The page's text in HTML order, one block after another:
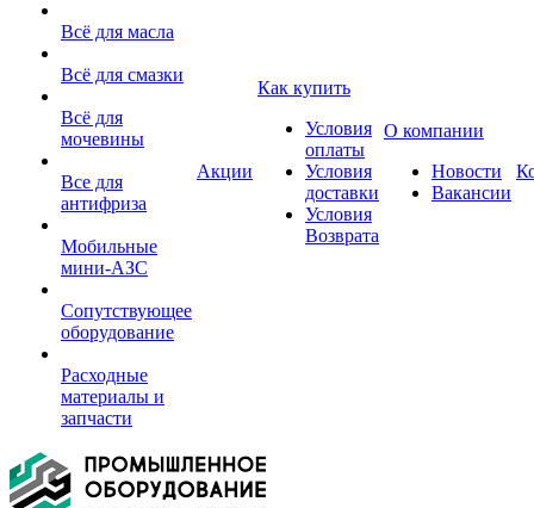
Всё для масла
Всё для смазки
Всё для
мочевины
Все для
антифриза
Мобильные
мини-АЗС
Сопутствующее
оборудование
Расходные
материалы и
запчасти
Акции
Как купить
Условия
оплаты
Условия
доставки
Условия
Возврата
О компании
Новости
Вакансии